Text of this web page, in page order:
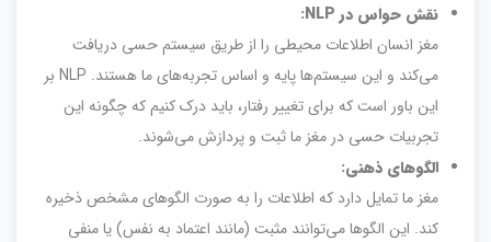
نقش حواس در NLP:
مغز انسان اطلاعات محیطی را از طریق سیستم حسی دریافت
می‌کند و این سیستم‌ها پایه و اساس تجربه‌های ما هستند. NLP بر
این باور است که برای تغییر رفتار، باید درک کنیم که چگونه این
تجربیات حسی در مغز ما ثبت و پردازش می‌شوند.
الگوهای ذهنی:
مغز ما تمایل دارد که اطلاعات را به صورت الگوهای مشخص ذخیره
کند. این الگوها می‌توانند مثبت (مانند اعتماد به نفس) یا منفی